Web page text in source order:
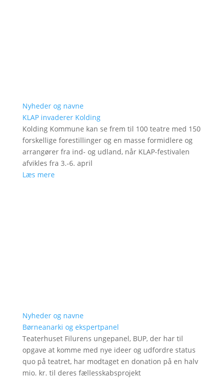
Nyheder og navne
KLAP invaderer Kolding
Kolding Kommune kan se frem til 100 teatre med 150
forskellige forestillinger og en masse formidlere og
arrangører fra ind- og udland, når KLAP-festivalen
afvikles fra 3.-6. april
Læs mere
Nyheder og navne
Børneanarki og ekspertpanel
Teaterhuset Filurens ungepanel, BUP, der har til
opgave at komme med nye ideer og udfordre status
quo på teatret, har modtaget en donation på en halv
mio. kr. til deres fællesskabsprojekt